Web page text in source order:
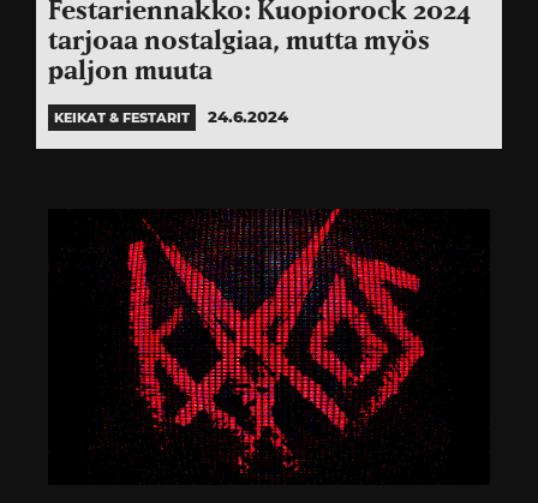
Festariennakko: Kuopiorock 2024
tarjoaa nostalgiaa, mutta myös
paljon muuta
KEIKAT & FESTARIT 24.6.2024